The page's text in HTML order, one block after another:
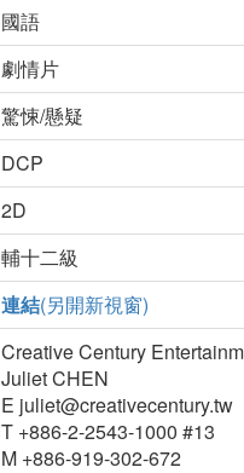
國語
劇情片
驚悚/懸疑
DCP
2D
輔十二級
連結(另開新視窗)
Creative Century
Juliet CHEN
E juliet@creativecentury.tw
T +886-2-2543-1000 #13
M +886-919-302-672